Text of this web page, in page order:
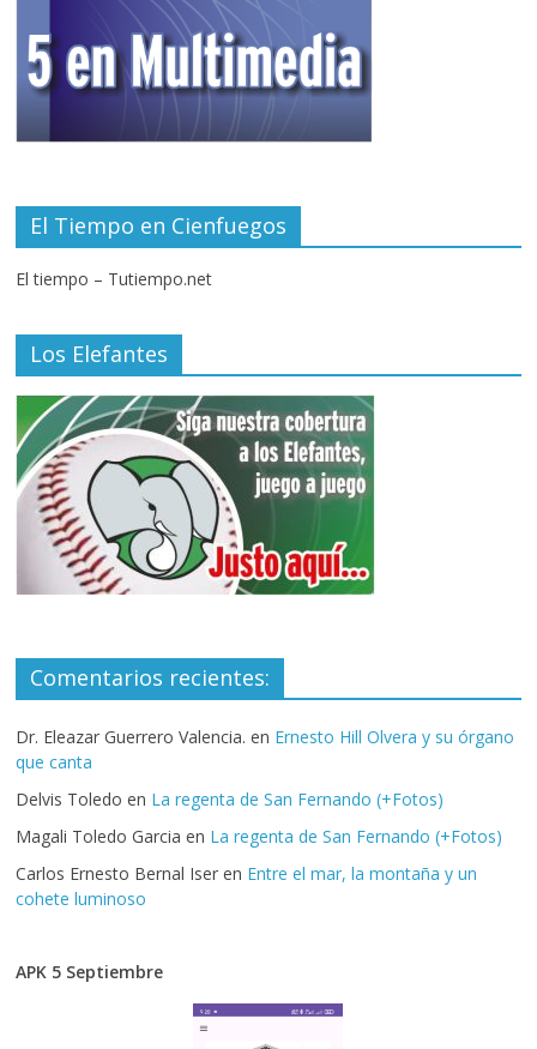
El Tiempo en Cienfuegos
El tiempo – Tutiempo.net
Los Elefantes
Comentarios recientes:
Dr. Eleazar Guerrero Valencia. en Ernesto Hill Olvera y su órgano
que canta
Delvis Toledo en La regenta de San Fernando (+Fotos)
Magali Toledo Garcia en La regenta de San Fernando (+Fotos)
Carlos Ernesto Bernal Iser en Entre el mar, la montaña y un
cohete luminoso
APK 5 Septiembre